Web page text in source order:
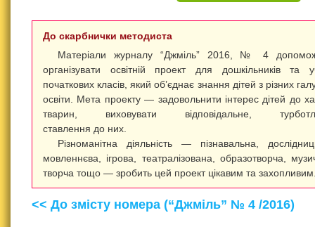
До скарбнички методиста
Матеріали журналу “Джміль” 2016, № 4
організувати освітній проект для дошкільників та
початкових класів, який об’єднає знання дітей з різних
освіти. Мета проекту — задовольнити інтерес дітей до
тварин, виховувати відповідальне,
ставлення до них.
Різноманітна діяльність — пізнавальна,
мовленнєва, ігрова, театралізована, образотворча,
творча тощо — зробить цей проект цікавим та
<< До змісту номера (“Джміль” № 4 /2016)